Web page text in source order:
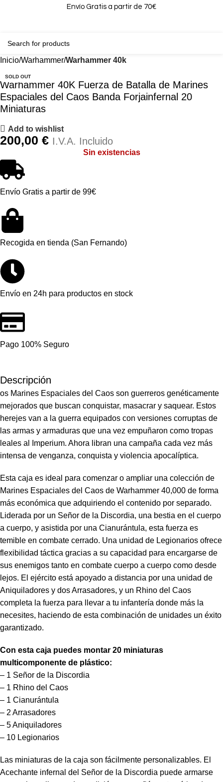
Envío Gratis a partir de 70€
Inicio Warhammer Warhammer 40k
SOLD OUT
Warhammer 40K Fuerza de Batalla de Marines
Espaciales del Caos Banda Forjainfernal 20
Miniaturas
Add to wishlist
200,00 € I.V.A. Incluido
Sin existencias
Envío Gratis a partir de 99€
Recogida en tienda (San Fernando)
Envío en 24h para productos en stock
Pago 100% Seguro
Descripción
os Marines Espaciales del Caos son guerreros genéticamente
mejorados que buscan conquistar, masacrar y saquear. Estos
herejes van a la guerra equipados con versiones corruptas de
las armas y armaduras que una vez empuñaron como tropas
leales al Imperium. Ahora libran una campaña cada vez más
intensa de venganza, conquista y violencia apocalíptica.
Esta caja es ideal para comenzar o ampliar una colección de
Marines Espaciales del Caos de Warhammer 40,000 de forma
más económica que adquiriendo el contenido por separado.
Liderada por un Señor de la Discordia, una bestia en el cuerpo
a cuerpo, y asistida por una Cianurántula, esta fuerza es
temible en combate cerrado. Una unidad de Legionarios ofrece
flexibilidad táctica gracias a su capacidad para encargarse de
sus enemigos tanto en combate cuerpo a cuerpo como desde
lejos. El ejército está apoyado a distancia por una unidad de
Aniquiladores y dos Arrasadores, y un Rhino del Caos
completa la fuerza para llevar a tu infantería donde más la
necesites, haciendo de esta combinación de unidades un éxito
garantizado.
Con esta caja puedes montar 20 miniaturas
multicomponente de plástico:
– 1 Señor de la Discordia
– 1 Rhino del Caos
– 1 Cianurántula
– 2 Arrasadores
– 5 Aniquiladores
– 10 Legionarios
Las miniaturas de la caja son fácilmente personalizables. El
Acechante infernal del Señor de la Discordia puede armarse